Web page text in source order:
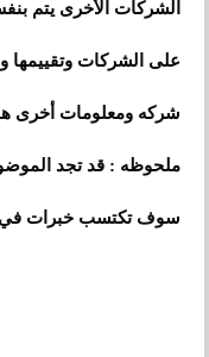
الشركات الأخرى يتم
على الشركات وتقييمها
شركه ومعلومات أخرى
ملحوظه : قد تجد
سوف تكتسب خبرات في